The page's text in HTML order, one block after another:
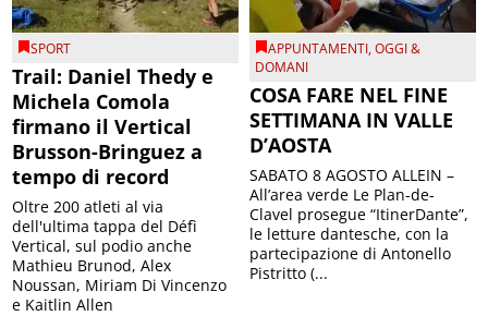
SPORT
Trail: Daniel Thedy e
Michela Comola
firmano il Vertical
Brusson-Bringuez a
tempo di record
Oltre 200 atleti al via
dell'ultima tappa del Défì
Vertical, sul podio anche
Mathieu Brunod, Alex
Noussan, Miriam Di Vincenzo
e Kaitlin Allen
APPUNTAMENTI,OGGI &
DOMANI
COSA FARE NEL FINE
SETTIMANA IN VALLE
D’AOSTA
SABATO 8 AGOSTO ALLEIN –
All’area verde Le Plan-de-
Clavel prosegue “ItinerDante”,
le letture dantesche, con la
partecipazione di Antonello
Pistritto (...